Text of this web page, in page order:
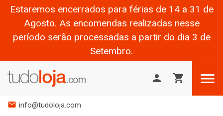
Estaremos encerrados para férias de 14 a 31 de
Agosto. As encomendas realizadas nesse
período serão processadas a partir do dia 3 de
Setembro.
person shopping_cart 
mail info@tudoloja.com